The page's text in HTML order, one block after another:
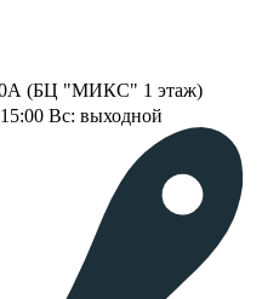
(БЦ "МИКС" 1 этаж)
Вс: выходной